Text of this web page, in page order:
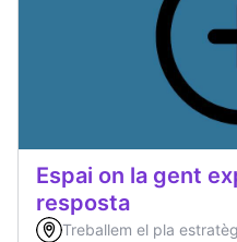
Espai on la gent
resposta
Treballem el pla